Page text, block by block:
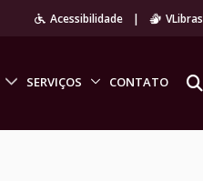
Acessibilidade | VLibras
SERVIÇOS CONTATO